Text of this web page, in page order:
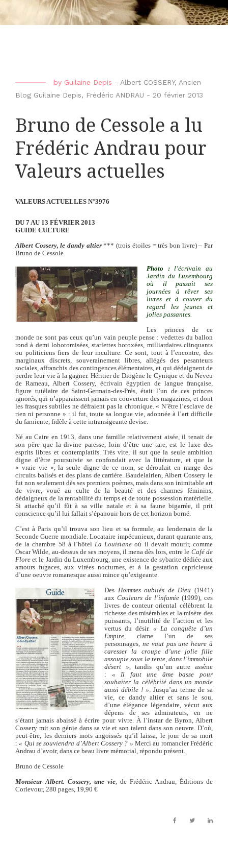
by Guilaine Depis - Albert COSSERY, Ancien
Blog Guilaine Depis, Frédéric ANDRAU - 20 février 2013
Bruno de Cessole a lu
Frédéric Andrau pour
Valeurs actuelles
VALEURS ACTUELLES N°3976
DU 7 AU 13 FÉVRIER 2013
GUIDE CULTURE
Albert Cossery, le dandy altier*** (trois étoiles = très bon livre)– Par
Bruno de Cessole
Photo :l’écrivain au
Jardin du Luxembourg
où il passait ses
journées à rêver ses
livres et à couver du
regard les jeunes et
jolies passantes.
Les princes de ce
monde ne sont pas ceux qu’un vain peuple pense : vedettes du ballon
rond à demi lobotomisées, starlettes botoxées, milliardaires clinquants
ou politiciens fiers de leur inculture. Ce sont, tout à l’encontre, des
marginaux discrets, souverainement libres, allégés des pesanteurs
sociales, affranchis des contingences élémentaires, et qui dédaignent de
perdre leur vie à la gagner. Héritier de Diogène le Cynique et du Neveu
de Rameau, Albert Cossery, écrivain égyptien de langue française,
figure tutélaire de Saint-Germain-des-Prés, était l’un de ces princes
ignorés, qui n’apparaissent jamais en couverture des magazines, et dont
les frasques subtiles ne défraient pas la chronique. « N’être l’esclave de
rien ni personne » : il fut, toute sa longue vie, adonnée à l’art difficile
du farniente, fidèle à cette intransigeante devise.
Né au Caire en 1913, dans une famille relativement aisée, il tenait de
son père que la divine paresse, loin d’être une tare, est le luxe des
esprits libres et contemplatifs. Très vite, il sut que la seule ambition
digne d’être poursuivie se confondait avec la littérature, et que la
« vraie vie », la seule digne de ce nom, se déroulait en marge des
circuits balisés et des plans de carrière. Baudelairien, Albert Cossery le
fut non seulement dès ses premiers poèmes, mais dans son inimitable art
de vivre, voué au culte de la beauté et des charmes féminins,
dédaigneux de la rentabilité du temps et de toute possession matérielle.
Si attaché qu’il fût à sa ville natale et à sa faune bigarrée, il prit
conscience qu’il lui fallait s’épanouir hors de cet horizon borné.
C’est à Paris qu’il trouva son lieu et sa formule, au lendemain de la
Seconde Guerre mondiale. Locataire impécunieux, durant quarante ans,
de la chambre 58 à l’hôtel La Louisiane où il devait mourir, comme
Oscar Wilde, au-dessus de ses moyens, il mena dès lors, entre le Café de
Flore et le Jardin du Luxembourg, une existence de sybarite dédiée aux
amours fugaces, aux virées nocturnes, et à la gestation capricieuse
d’une oeuvre romanesque aussi mince qu’exigeante.
Des Hommes oubliés de Dieu (1941)
auxCouleurs de l’infamie (1999), ces
livres de conteur oriental célèbrent la
richesse des misérables et la misère des
puissants, l’inutilité de l’action et les
vertus du désir.« La conquête d’un
Empire, clame l’un de ses
personnages, ne vaut pas une heure à
caresser la croupe d’une jolie fille
assoupie sous la tente, dans l’immobile
désert », tandis qu’un autre assène
: « Il faut une âme basse pour
souhaiter la célébrité dans un monde
aussi débile ! ». Jusqu’au terme de sa
vie, ce dandy altier et sans le sou,
d’une élégance légendaire, vécut aux
dépens de ses admirateurs, en ne
s’étant jamais abaissé à écrire pour vivre. À l’instar de Byron, Albert
Cossery mit son génie dans sa vie et son talent dans son oeuvre. D’où,
peut-être, les derniers mots angoissés qu’il laissa, le jour de sa mort
:« Qui se souviendra d’Albert Cossery ? » Merci au romancier Frédéric
Andrau d’avoir, dans ce beau livre mémorial, répondu présent.
Bruno de Cessole
Monsieur Albert. Cossery, une vie, de Frédéric Andrau, Éditions de
Corlevour, 280 pages, 19,90 €